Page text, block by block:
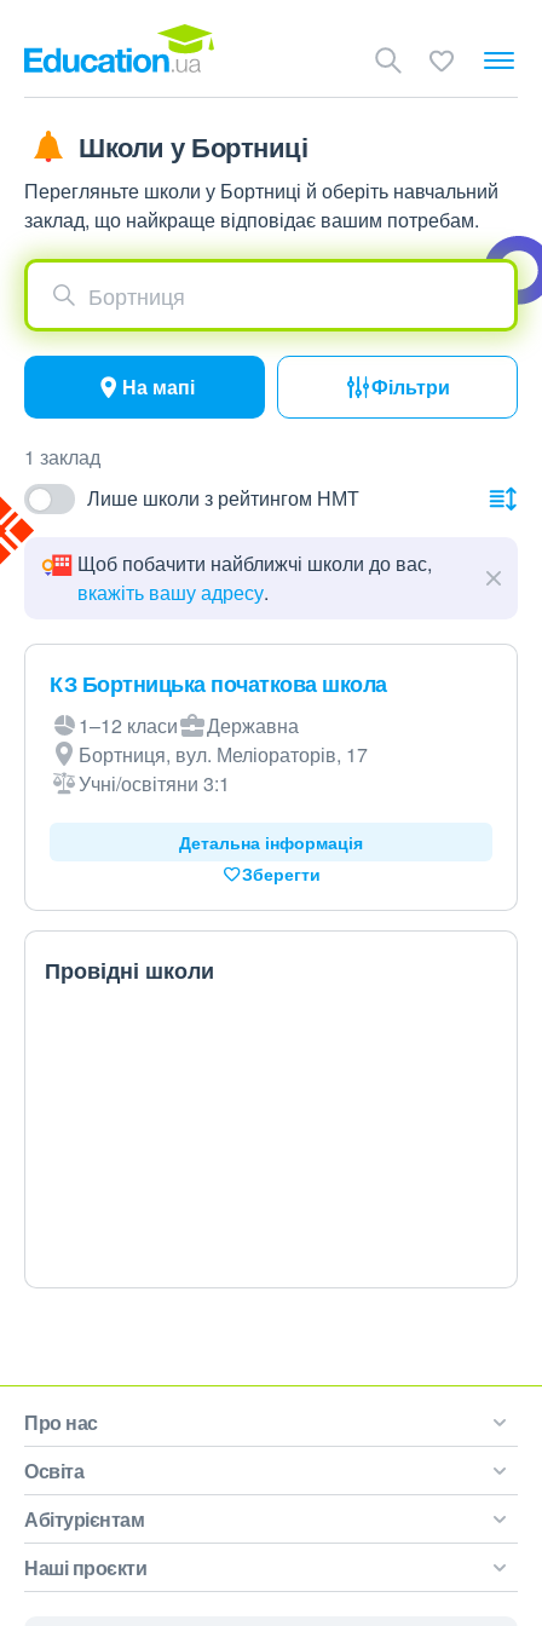
Школи у Бортниці
Перегляньте школи у Бортниці й оберіть навчальний
заклад, що найкраще відповідає вашим потребам.
Бортниця
На мапі Фільтри
1 заклад
Лише школи з рейтингом НМТ
Щоб побачити найближчі школи до вас,
вкажіть вашу адресу.
КЗ Бортницька початкова школа
1–12 класи
Державна
Бортниця, вул. Меліораторів, 17
Учні/освітяни 3:1
Детальна інформація
Зберегти
Провідні школи
Про нас
Освіта
Абітурієнтам
Наші проєкти